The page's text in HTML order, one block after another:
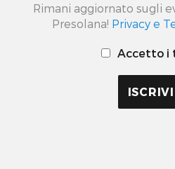
Rimani aggiornato sugli
Presolana! Privacy e
Accetto i